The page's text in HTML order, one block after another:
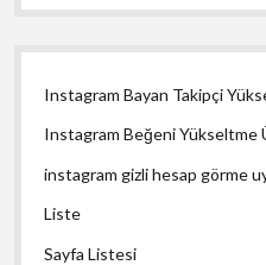
Instagram Bayan Takipçi
Instagram Beğeni Yükseltme
instagram gizli hesap görme
Liste
Sayfa Listesi